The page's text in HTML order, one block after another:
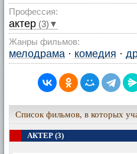
Профессия:
актер (3)▼
Жанры фильмов:
мелодрама · комедия ·
Список фильмов, в которых
АКТЕР (3)